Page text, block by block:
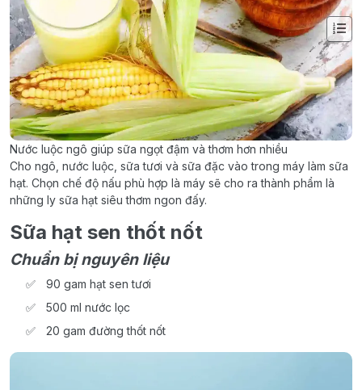
Nước luộc ngô giúp sữa ngọt đậm và thơm hơn nhiều
Cho ngô, nước luộc, sữa tươi và sữa đặc vào trong máy làm sữa
hạt. Chọn chế độ nấu phù hợp là máy sẽ cho ra thành phẩm là
những ly sữa hạt siêu thơm ngon đấy.
Sữa hạt sen thốt nốt
Chuẩn bị nguyên liệu
90 gam hạt sen tươi
500 ml nước lọc
20 gam đường thốt nốt